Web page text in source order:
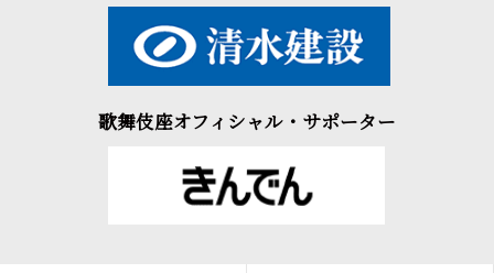
歌舞伎座オフィシャル・サポーター